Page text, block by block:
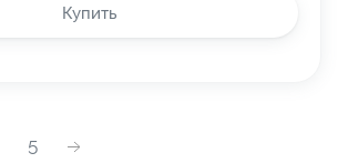
Купить
5